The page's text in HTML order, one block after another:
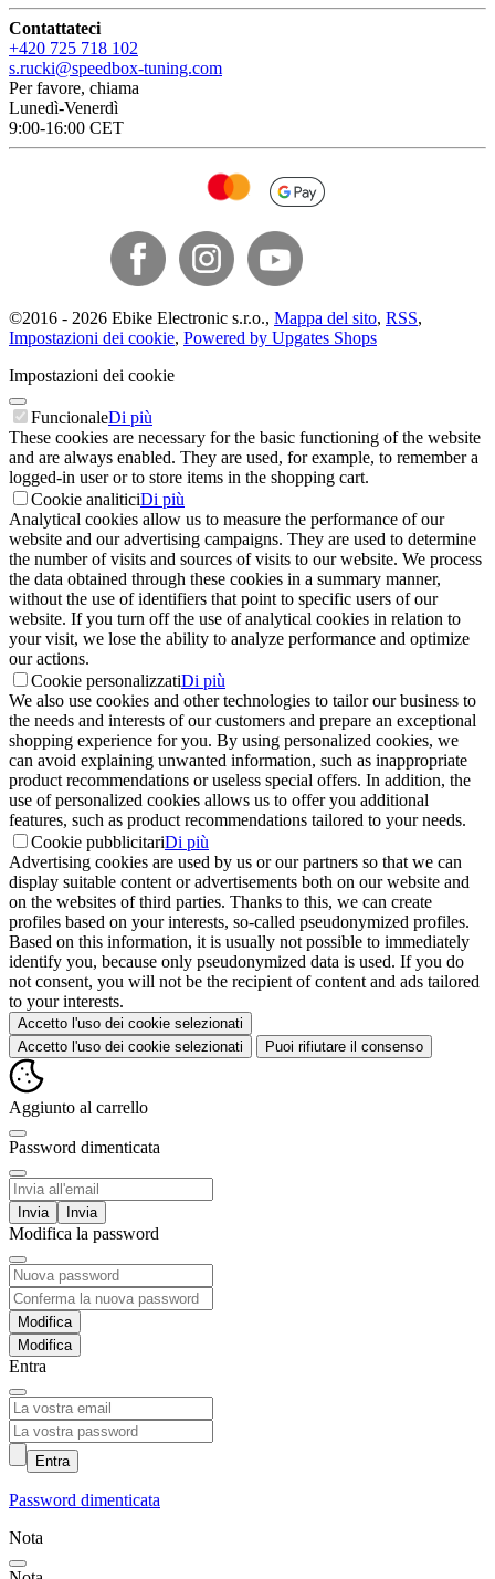
Contattateci
+420 725 718 102
s.rucki@speedbox-tuning.com
Per favore, chiama
Lunedì-Venerdì
9:00-16:00 CET
©2016 - 2026 Ebike Electronic s.r.o., Mappa del sito, RSS,
Impostazioni dei cookie, Powered by Upgates Shops
Impostazioni dei cookie
FuncionaleDi più
These cookies are necessary for the basic functioning of the website
and are always enabled. They are used, for example, to remember a
logged-in user or to store items in the shopping cart.
Cookie analiticiDi più
Analytical cookies allow us to measure the performance of our
website and our advertising campaigns. They are used to determine
the number of visits and sources of visits to our website. We process
the data obtained through these cookies in a summary manner,
without the use of identifiers that point to specific users of our
website. If you turn off the use of analytical cookies in relation to
your visit, we lose the ability to analyze performance and optimize
our actions.
Cookie personalizzatiDi più
We also use cookies and other technologies to tailor our business to
the needs and interests of our customers and prepare an exceptional
shopping experience for you. By using personalized cookies, we
can avoid explaining unwanted information, such as inappropriate
product recommendations or useless special offers. In addition, the
use of personalized cookies allows us to offer you additional
features, such as product recommendations tailored to your needs.
Cookie pubblicitariDi più
Advertising cookies are used by us or our partners so that we can
display suitable content or advertisements both on our website and
on the websites of third parties. Thanks to this, we can create
profiles based on your interests, so-called pseudonymized profiles.
Based on this information, it is usually not possible to immediately
identify you, because only pseudonymized data is used. If you do
not consent, you will not be the recipient of content and ads tailored
to your interests.
Accetto l'uso dei cookie selezionati
Accetto l'uso dei cookie selezionati
Puoi rifiutare il consenso
Aggiunto al carrello
Password dimenticata
Invia
Modifica la password
Modifica
Entra
Entra
Password dimenticata
Nota